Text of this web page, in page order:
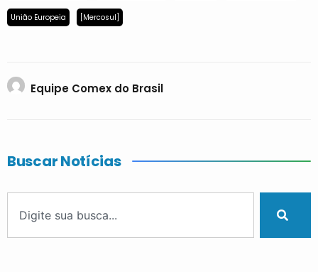
União Europeia [Mercosul]
Equipe Comex do Brasil
Buscar Notícias